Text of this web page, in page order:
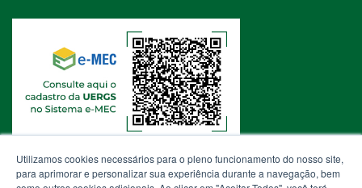
Utilizamos cookies necessários para o pleno funcionamento do nosso site,
para aprimorar e personalizar sua experiência durante a navegação, bem